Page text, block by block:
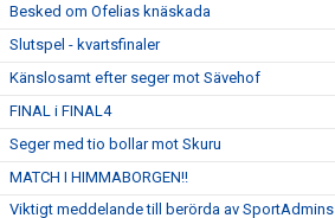
Besked om Ofelias knäskada
Slutspel - kvartsfinaler
Känslosamt efter seger mot Sävehof
FINAL i FINAL4
Seger med tio bollar mot Skuru
MATCH I HIMMABORGEN!!
Viktigt meddelande till berörda av SportAdmins